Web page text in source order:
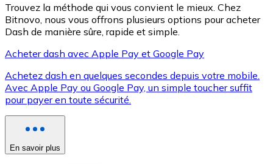
XRP
XRP
Voir toutes
Trouvez la méthode qui vous convient le mieux. Chez
Bitnovo, nous vous offrons plusieurs options pour acheter
Dash de manière sûre, rapide et simple.
Acheter dash avec Apple Pay et Google Pay
Achetez dash en quelques secondes depuis votre mobile.
Avec Apple Pay ou Google Pay, un simple toucher suffit
pour payer en toute sécurité.
En savoir plus